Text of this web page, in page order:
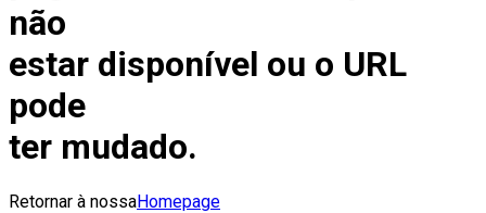
não
estar disponível ou o URL
pode
ter mudado.
Retornar à nossaHomepage